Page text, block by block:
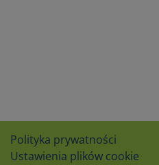
Polityka prywatności
Ustawienia plików cookie